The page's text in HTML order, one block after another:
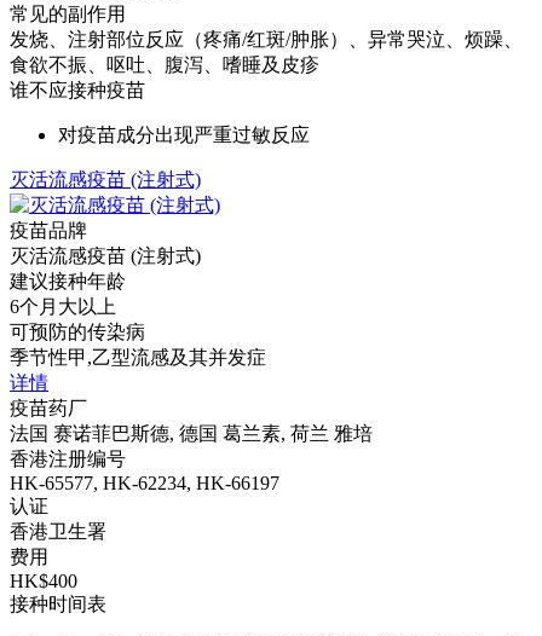
常见的副作用
发烧、注射部位反应（疼痛/红斑/肿胀）、异常哭泣、烦躁、
食欲不振、呕吐、腹泻、嗜睡及皮疹
谁不应接种疫苗
对疫苗成分出现严重过敏反应
灭活流感疫苗 (注射式)
疫苗品牌
灭活流感疫苗 (注射式)
建议接种年龄
6个月大以上
可预防的传染病
季节性甲,乙型流感及其并发症
详情
疫苗药厂
法国 赛诺菲巴斯德, 德国 葛兰素, 荷兰 雅培
香港注册编号
HK-65577, HK-62234, HK-66197
认证
香港卫生署
费用
HK$400
接种时间表